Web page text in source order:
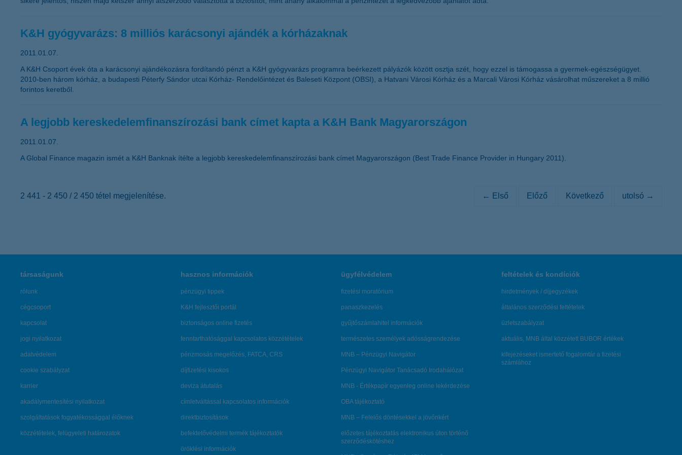
K&H gyógyvarázs: 8 milliós karácsonyi ajándék a kórházaknak
2011.01.07.
A K&H Csoport évek óta a karácsonyi ajándékozásra fordítandó pénzt a K&H gyógyvarázs programra beérkezett pályázók között osztja szét, hogy ezzel is támogassa a gyermek-egészségügyet.
2010-ben három kórház, a budapesti Péterfy Sándor utcai Kórház- Rendelőintézet és Baleseti Központ (OBSI), a Hatvani Városi Kórház és a Marcali Városi Kórház vásárolhat műszereket a 8 millió
forintos keretből.
A legjobb kereskedelemfinanszírozási bank címet kapta a K&H Bank Magyarországon
2011.01.07.
A Global Finance magazin ismét a K&H Banknak ítélte a legjobb kereskedelemfinanszírozási bank címet Magyarországon (Best Trade Finance Provider in Hungary 2011).
2 441 - 2 450 / 2 450 tétel megjelenítése. ← Első Előző Következő utolsó →
társaságunk
rólunk
cégcsoport
kapcsolat
jogi nyilatkozat
adatvédelem
cookie szabályzat
karrier
akadálymentesítési nyilatkozat
szolgáltatások fogyatékossággal élőknek
közzétételek, felügyeleti határozatok
hasznos információk
pénzügyi tippek
K&H fejlesztői portál
biztonságos online fizetés
fenntarthatósággal kapcsolatos közzétételek
pénzmosás megelőzés, FATCA, CRS
díjfizetési kisokos
deviza átutalás
címletváltással kapcsolatos információk
direktbiztosítások
befektetővédelmi termék tájékoztatók
öröklési információk
ügyfélvédelem
fizetési moratórium
panaszkezelés
gyűjtőszámlahitel információk
természetes személyek adósságrendezése
MNB – Pénzügyi Navigátor
Pénzügyi Navigátor Tanácsadó Irodahálózat
MNB - Értékpapír egyenleg online lekérdezése
OBA tájékoztató
MNB – Felelős döntésekkel a jövőnkért
előzetes tájékoztatás elektronikus úton történő
szerződéskötéshez
feltételek és kondíciók
hirdetmények / díjjegyzékek
általános szerződési feltételek
üzletszabályzat
aktuális, MNB által közzétett BUBOR értékek
kifejezéseket ismertető fogalomtár a fizetési
számlához